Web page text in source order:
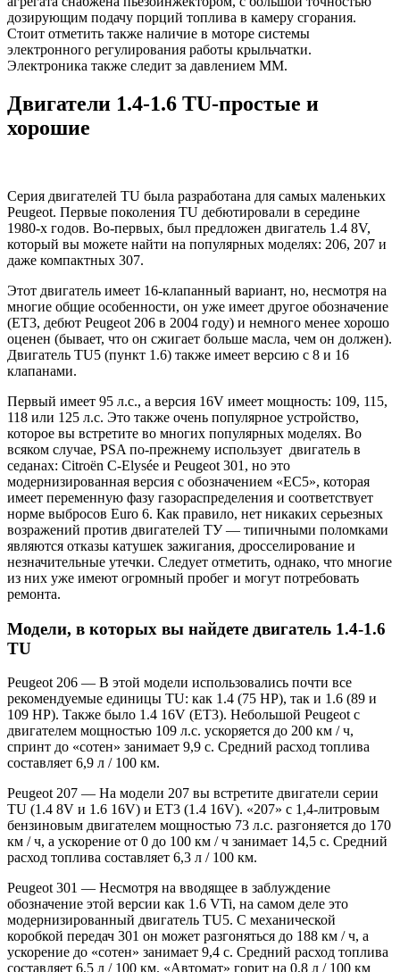
дозирующим подачу порций топлива в камеру сгорания.
Стоит отметить также наличие в моторе системы
электронного регулирования работы крыльчатки.
Электроника также следит за давлением ММ.
Двигатели 1.4-1.6 TU-простые и
хорошие
Серия двигателей TU была разработана для самых маленьких
Peugeot. Первые поколения TU дебютировали в середине
1980-х годов. Во-первых, был предложен двигатель 1.4 8V,
который вы можете найти на популярных моделях: 206, 207 и
даже компактных 307.
Этот двигатель имеет 16-клапанный вариант, но, несмотря на
многие общие особенности, он уже имеет другое обозначение
(ET3, дебют Peugeot 206 в 2004 году) и немного менее хорошо
оценен (бывает, что он сжигает больше масла, чем он должен).
Двигатель TU5 (пункт 1.6) также имеет версию с 8 и 16
клапанами.
Первый имеет 95 л.с., а версия 16V имеет мощность: 109, 115,
118 или 125 л.с. Это также очень популярное устройство,
которое вы встретите во многих популярных моделях. Во
всяком случае, PSA по-прежнему использует двигатель в
седанах: Citroën C-Elysée и Peugeot 301, но это
модернизированная версия с обозначением «EC5», которая
имеет переменную фазу газораспределения и соответствует
норме выбросов Euro 6. Как правило, нет никаких серьезных
возражений против двигателей ТУ — типичными поломками
являются отказы катушек зажигания, дросселирование и
незначительные утечки. Следует отметить, однако, что многие
из них уже имеют огромный пробег и могут потребовать
ремонта.
Модели, в которых вы найдете двигатель 1.4-1.6
TU
Peugeot 206 — В этой модели использовались почти все
рекомендуемые единицы TU: как 1.4 (75 HP), так и 1.6 (89 и
109 HP). Также было 1.4 16V (ET3). Небольшой Peugeot с
двигателем мощностью 109 л.с. ускоряется до 200 км / ч,
спринт до «сотен» занимает 9,9 с. Средний расход топлива
составляет 6,9 л / 100 км.
Peugeot 207 — На модели 207 вы встретите двигатели серии
TU (1.4 8V и 1.6 16V) и ET3 (1.4 16V). «207» с 1,4-литровым
бензиновым двигателем мощностью 73 л.с. разгоняется до 170
км / ч, а ускорение от 0 до 100 км / ч занимает 14,5 с. Средний
расход топлива составляет 6,3 л / 100 км.
Peugeot 301 — Несмотря на вводящее в заблуждение
обозначение этой версии как 1.6 VTi, на самом деле это
модернизированный двигатель TU5. С механической
коробкой передач 301 он может разгоняться до 188 км / ч, а
ускорение до «сотен» занимает 9,4 с. Средний расход топлива
составляет 6,5 л / 100 км. «Автомат» горит на 0,8 л / 100 км